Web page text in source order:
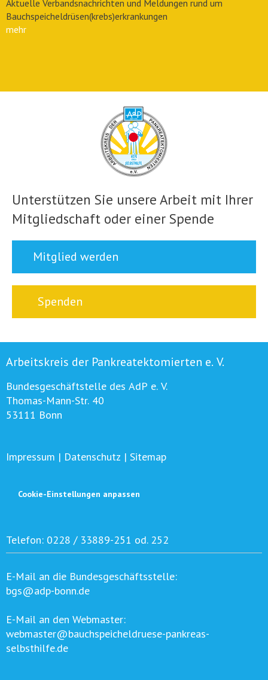
Aktuelle Verbandsnachrichten und Meldungen rund um
Bauchspeicheldrüsen(krebs)erkrankungen
mehr
Unterstützen Sie unsere Arbeit mit Ihrer
Mitgliedschaft oder einer Spende
Mitglied werden
Spenden
Arbeitskreis der Pankreatektomierten e. V.
Bundesgeschäftstelle des AdP e. V.
Thomas-Mann-Str. 40
53111 Bonn
Impressum | Datenschutz | Sitemap
Cookie-Einstellungen anpassen
Telefon: 0228 / 33889-251 od. 252
E-Mail an die Bundesgeschäftsstelle:
bgs@adp-bonn.de
E-Mail an den Webmaster:
webmaster@bauchspeicheldruese-pankreas-
selbsthilfe.de